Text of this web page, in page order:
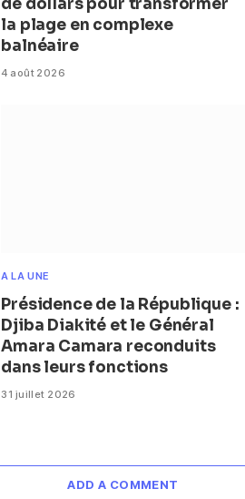
de dollars pour transformer
la plage en complexe
balnéaire
4 août 2026
A LA UNE
Présidence de la République :
Djiba Diakité et le Général
Amara Camara reconduits
dans leurs fonctions
31 juillet 2026
ADD A COMMENT